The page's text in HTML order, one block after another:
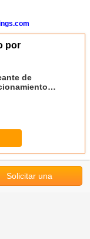
por
de
para
Solicitar una